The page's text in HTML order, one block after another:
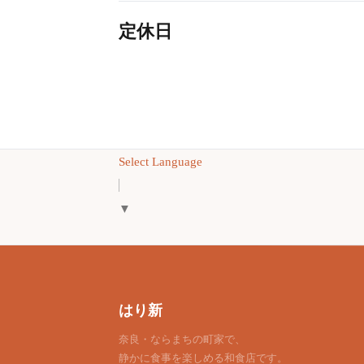
定休日
Select Language
▼
はり新
奈良・ならまちの町家で、
静かに食事を楽しめる和食店です。